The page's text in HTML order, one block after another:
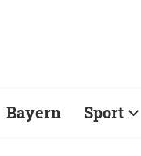
Bayern Sport